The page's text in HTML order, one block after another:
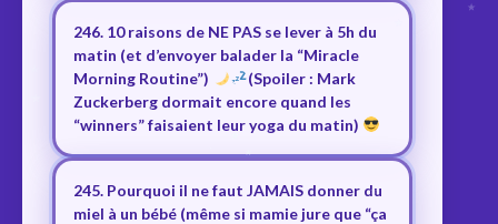
246. 10 raisons de NE PAS se lever à 5h du
matin (et d’envoyer balader la “Miracle
Morning Routine”)
(Spoiler : Mark
Zuckerberg dormait encore quand les
“winners” faisaient leur yoga du matin)
245. Pourquoi il ne faut JAMAIS donner du
miel à un bébé (même si mamie jure que “ça